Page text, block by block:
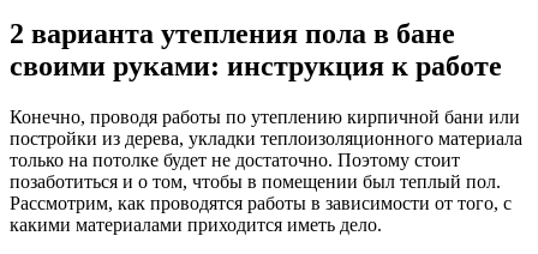
2 варианта утепления пола в бане
своими руками: инструкция к работе
Конечно, проводя работы по утеплению кирпичной бани или
постройки из дерева, укладки теплоизоляционного материала
только на потолке будет не достаточно. Поэтому стоит
позаботиться и о том, чтобы в помещении был теплый пол.
Рассмотрим, как проводятся работы в зависимости от того, с
какими материалами приходится иметь дело.